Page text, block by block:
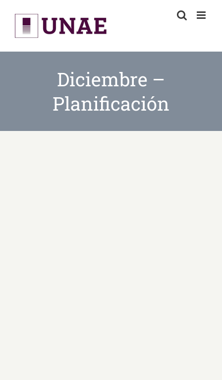
content
Diciembre –
Planificación